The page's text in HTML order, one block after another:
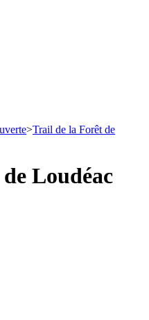
>Trail de la Forêt de
Loudéac